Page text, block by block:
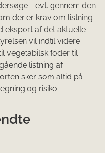
- evt. gennem den
der er krav om listning
eksport af det aktuelle
vil indtil videre
vegetabilsk foder til
listning af
sker som altid på
og risiko.